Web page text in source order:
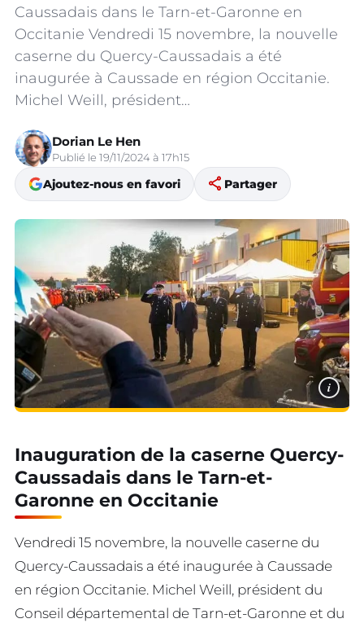
Caussadais dans le Tarn-et-Garonne en
Occitanie Vendredi 15 novembre, la nouvelle
caserne du Quercy-Caussadais a été
inaugurée à Caussade en région Occitanie.
Michel Weill, président…
Dorian Le Hen
Publié le 19/11/2024 à 17h15
Ajoutez-nous en favori share Partager
i
Inauguration de la caserne Quercy-
Caussadais dans le Tarn-et-
Garonne en Occitanie
Vendredi 15 novembre, la nouvelle caserne du
Quercy-Caussadais a été inaugurée à Caussade
en région Occitanie. Michel Weill, président du
Conseil départemental de Tarn-et-Garonne et du